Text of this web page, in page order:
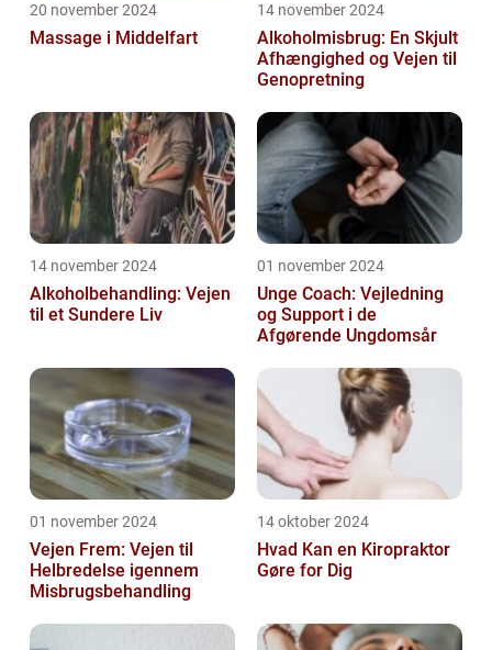
20 november 2024
Massage i Middelfart
14 november 2024
Alkoholmisbrug: En Skjult
Afhængighed og Vejen til
Genopretning
14 november 2024
Alkoholbehandling: Vejen
til et Sundere Liv
01 november 2024
Unge Coach: Vejledning
og Support i de
Afgørende Ungdomsår
01 november 2024
Vejen Frem: Vejen til
Helbredelse igennem
Misbrugsbehandling
14 oktober 2024
Hvad Kan en Kiropraktor
Gøre for Dig